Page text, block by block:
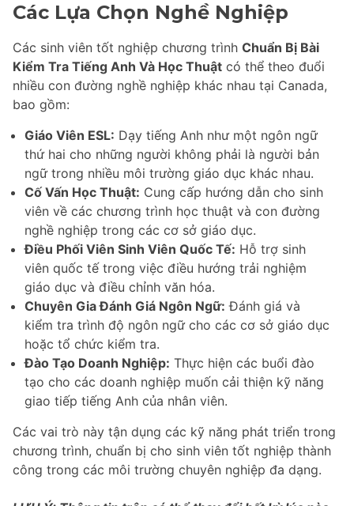
Các Lựa Chọn Nghề Nghiệp
Các sinh viên tốt nghiệp chương trình Chuẩn Bị Bài
Kiểm Tra Tiếng Anh Và Học Thuật có thể theo đuổi
nhiều con đường nghề nghiệp khác nhau tại Canada,
bao gồm:
Giáo Viên ESL: Dạy tiếng Anh như một ngôn ngữ
thứ hai cho những người không phải là người bản
ngữ trong nhiều môi trường giáo dục khác nhau.
Cố Vấn Học Thuật: Cung cấp hướng dẫn cho sinh
viên về các chương trình học thuật và con đường
nghề nghiệp trong các cơ sở giáo dục.
Điều Phối Viên Sinh Viên Quốc Tế: Hỗ trợ sinh
viên quốc tế trong việc điều hướng trải nghiệm
giáo dục và điều chỉnh văn hóa.
Chuyên Gia Đánh Giá Ngôn Ngữ: Đánh giá và
kiểm tra trình độ ngôn ngữ cho các cơ sở giáo dục
hoặc tổ chức kiểm tra.
Đào Tạo Doanh Nghiệp: Thực hiện các buổi đào
tạo cho các doanh nghiệp muốn cải thiện kỹ năng
giao tiếp tiếng Anh của nhân viên.
Các vai trò này tận dụng các kỹ năng phát triển trong
chương trình, chuẩn bị cho sinh viên tốt nghiệp thành
công trong các môi trường chuyên nghiệp đa dạng.